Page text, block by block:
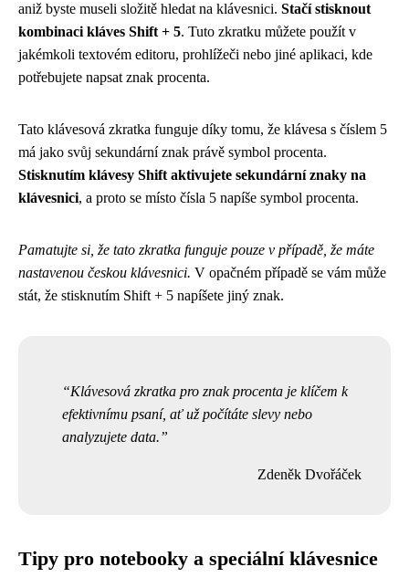
aniž byste museli složitě hledat na klávesnici. Stačí stisknout
kombinaci kláves Shift + 5. Tuto zkratku můžete použít v
jakémkoli textovém editoru, prohlížeči nebo jiné aplikaci, kde
potřebujete napsat znak procenta.
Tato klávesová zkratka funguje díky tomu, že klávesa s číslem 5
má jako svůj sekundární znak právě symbol procenta.
Stisknutím klávesy Shift aktivujete sekundární znaky na
klávesnici, a proto se místo čísla 5 napíše symbol procenta.
Pamatujte si, že tato zkratka funguje pouze v případě, že máte
nastavenou českou klávesnici. V opačném případě se vám může
stát, že stisknutím Shift + 5 napíšete jiný znak.
Klávesová zkratka pro znak procenta je klíčem k
efektivnímu psaní, ať už počítáte slevy nebo
analyzujete data.
Zdeněk Dvořáček
Tipy pro notebooky a speciální klávesnice